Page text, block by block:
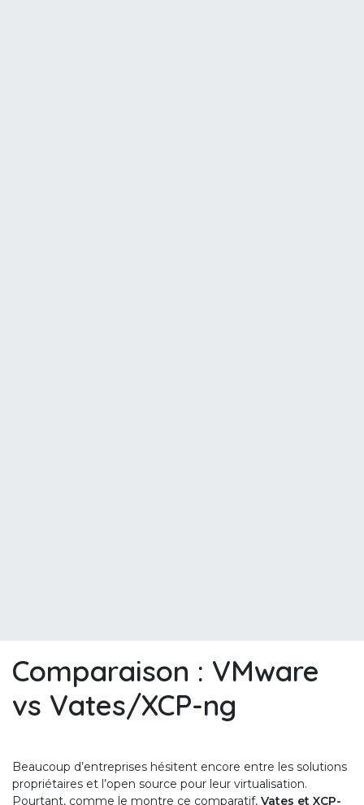
​Comparaison : VMware
vs Vates/XCP-ng
Beaucoup d’entreprises hésitent encore entre les solutions
propriétaires et l’open source pour leur virtualisation.
Pourtant, comme le montre ce comparatif, Vates et XCP-